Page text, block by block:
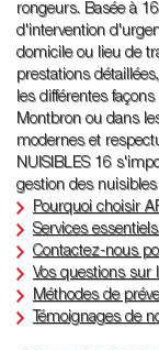
rongeurs. Basée à
d'intervention
domicile ou lieu de
prestations
les différentes
Montbron ou dans
modernes et
NUISIBLES 16
gestion des
Pourquoi choisir
Services
Contactez-nous
Vos questions sur
Méthodes de
Témoignages de